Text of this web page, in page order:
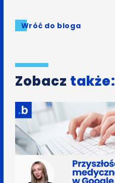
Wróć do bloga
Zobacz także: